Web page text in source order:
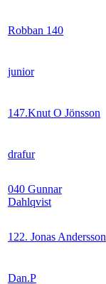
Robban 140
junior
147.Knut O Jönsson
drafur
040 Gunnar
Dahlqvist
122. Jonas Andersson
Dan.P